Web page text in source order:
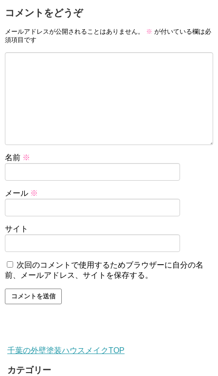
コメントをどうぞ
メールアドレスが公開されることはありません。 ※ が付いている欄は必
須項目です
名前 ※
メール ※
サイト
次回のコメントで使用するためブラウザーに自分の名
前、メールアドレス、サイトを保存する。
千葉の外壁塗装ハウスメイクTOP
カテゴリー